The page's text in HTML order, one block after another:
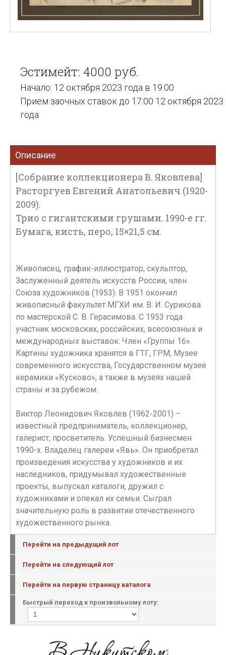
Эстимейт: 4000 руб.
Начало: 12 октября 2023 года в 19:00
Прием заочных ставок до 17:00 12 октября 2023
года
Описание
[Собрание коллекционера В. Яковлева]
Расторгуев Евгений Анатольевич (1920-
2009).
Трио с гигантскими грушами. 1990-е гг.
Бумага, кисть, перо, 15×21,5 см.
Живописец, график-иллюстратор, скульптор,
Заслуженный деятель искусств России, член
Союза художников (1953). В 1951 окончил
живописный факультет МГХИ им. В. И. Сурикова
по мастерской С. В. Герасимова. С 1953 года
участник московских, российских, всесоюзных и
международных выставок. Член «Группы 16».
Картины художника хранятся в ГТГ, ГРМ, Музее
современного искусства, Государственном музее
керамики «Кусково», а также в музеях нашей
страны и за рубежом.
Виктор Леонидович Яковлев (1962-2001) –
известный предприниматель, коллекционер,
галерист, просветитель. Успешный бизнесмен
1990-х. Владелец галереи «Явь». Он приобретал
произведения искусства у художников и их
наследников, придумывал художественные
проекты, выпускал каталоги, дружил с
художниками и опекал их семьи. Сыграл
значительную роль в развитии отечественного
художественного рынка.
Перейти на предыдущий лот
Перейти на следующий лот
Перейти на первую страницу каталога
Быстрый переход к произвольному лоту: